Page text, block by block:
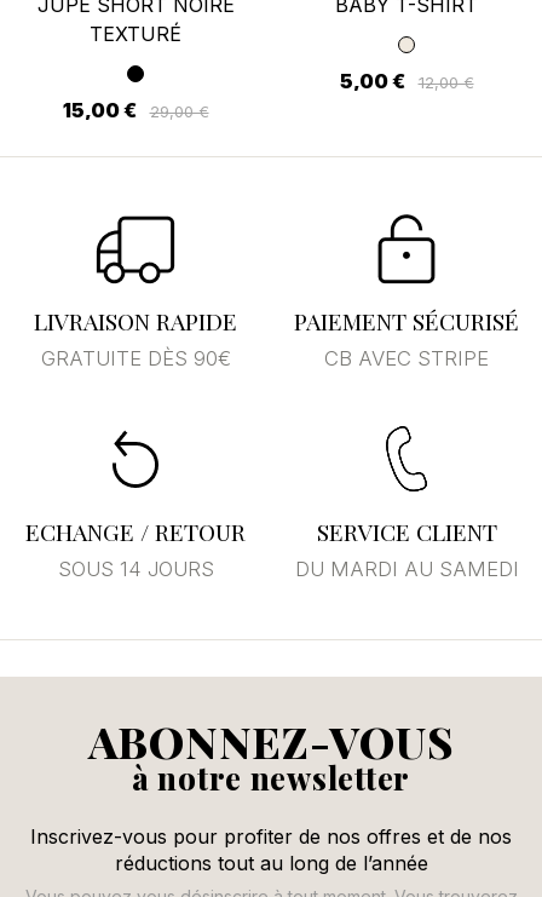
TEXTURÉ
15,00 € 29,00 €
5,00 € 12,00 €
LIVRAISON RAPIDE
GRATUITE DÈS 90€
PAIEMENT SÉCURISÉ
CB AVEC STRIPE
ECHANGE / RETOUR
SOUS 14 JOURS
SERVICE CLIENT
DU MARDI AU SAMEDI
ABONNEZ-VOUS
à notre newsletter
Inscrivez-vous pour profiter de nos offres et de nos
réductions tout au long de l’année